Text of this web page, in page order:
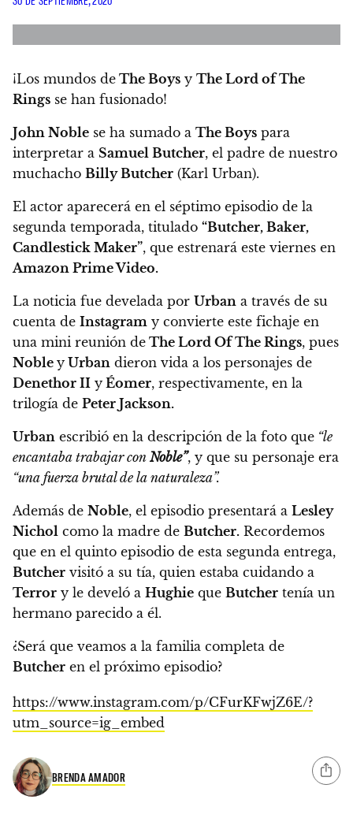
¡Los mundos de The Boys y The Lord of The
Rings se han fusionado!
John Noble se ha sumado a The Boys para
interpretar a Samuel Butcher, el padre de nuestro
muchacho Billy Butcher (Karl Urban).
El actor aparecerá en el séptimo episodio de la
segunda temporada, titulado “Butcher, Baker,
Candlestick Maker”, que estrenará este viernes en
Amazon Prime Video.
La noticia fue develada por Urban a través de su
cuenta de Instagram y convierte este fichaje en
una mini reunión de The Lord Of The Rings, pues
Noble y Urban dieron vida a los personajes de
Denethor II y Éomer, respectivamente, en la
trilogía de Peter Jackson.
Urban escribió en la descripción de la foto que “le
encantaba trabajar con Noble”, y que su personaje era
“una fuerza brutal de la naturaleza”.
Además de Noble, el episodio presentará a Lesley
Nichol como la madre de Butcher. Recordemos
que en el quinto episodio de esta segunda entrega,
Butcher visitó a su tía, quien estaba cuidando a
Terror y le develó a Hughie que Butcher tenía un
hermano parecido a él.
¿Será que veamos a la familia completa de
Butcher en el próximo episodio?
https://www.instagram.com/p/CFurKFwjZ6E/?
utm_source=ig_embed
BRENDA AMADOR